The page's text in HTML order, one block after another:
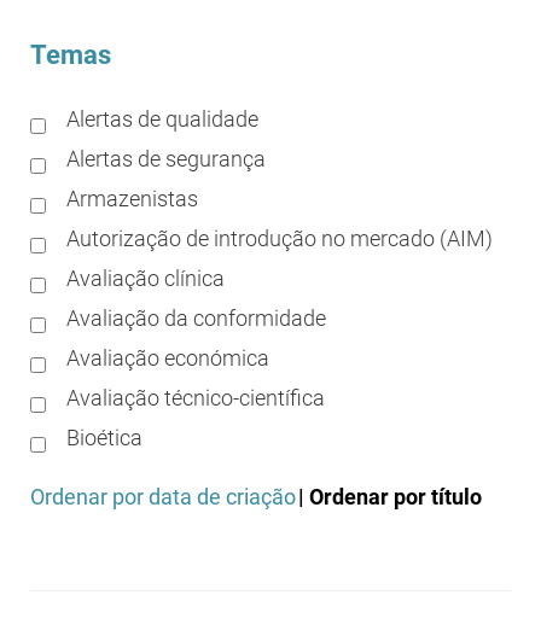
Temas
Alertas de qualidade
Alertas de segurança
Armazenistas
Autorização de introdução no mercado (AIM)
Avaliação clínica
Avaliação da conformidade
Avaliação económica
Avaliação técnico-científica
Bioética
Boas práticas de distribuição
Ordenar por data de criação| Ordenar por título